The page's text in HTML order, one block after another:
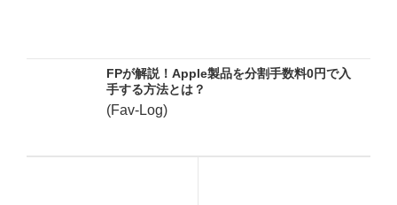
FPが解説！Apple製品を分割手数料0円で入
手する方法とは？
(Fav-Log)